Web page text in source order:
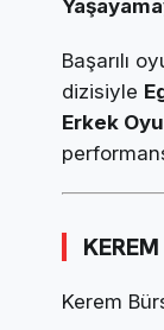
Başarılı
dizisiyle
Erkek
Kerem